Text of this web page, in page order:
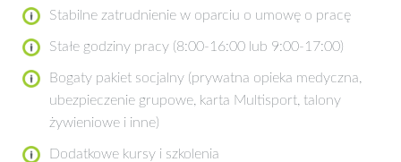
Stabilne zatrudnienie w oparciu o umowę o pracę
Stałe godziny pracy (8:00-16:00 lub 9:00-17:00)
Bogaty pakiet socjalny (prywatna opieka medyczna,
ubezpieczenie grupowe, karta Multisport, talony
żywieniowe i inne)
Dodatkowe kursy i szkolenia